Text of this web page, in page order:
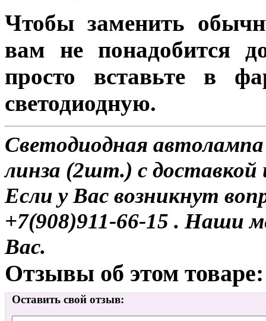
Чтобы заменить
вам не понадобится
просто вставьте в
светодиодную.
Светодиодная
линза (2шт.) с доставкой
Если у Вас возникнут
+7(908)911-66-15 . Наши
Вас.
Отзывы об этом товаре:
Оставить свой отзыв: